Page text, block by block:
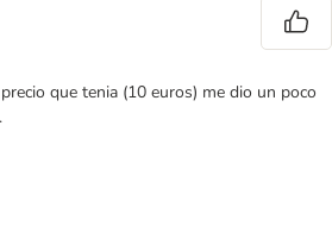
que tenia (10 euros) me dio un poco